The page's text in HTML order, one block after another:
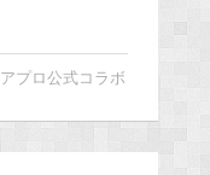
プロ公式コラボ